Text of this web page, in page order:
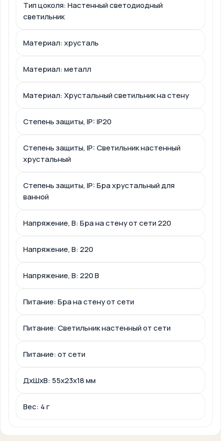
Тип цоколя: Настенный светодиодный
светильник
Материал: хрусталь
Материал: металл
Материал: Хрустальный светильник на стену
Степень защиты, IP: IP20
Степень защиты, IP: Светильник настенный
хрустальный
Степень защиты, IP: Бра хрустальный для
ванной
Напряжение, В: Бра на стену от сети 220
Напряжение, В: 220
Напряжение, В: 220 В
Питание: Бра на стену от сети
Питание: Светильник настенный от сети
Питание: от сети
ДxШxВ: 55x23x18 мм
Вес: 4 г